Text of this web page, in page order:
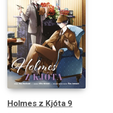
Holmes z Kjóta 9